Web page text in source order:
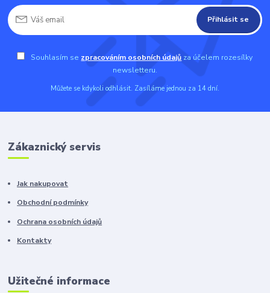
Přihlásit se
Souhlasím se zpracováním osobních údajů za účelem rozesílky
newsletteru.
Můžete se kdykoli odhlásit. Zasíláme jednou za 14 dní.
Zákaznický servis
Jak nakupovat
Obchodní podmínky
Ochrana osobních údajů
Kontakty
Užitečné informace